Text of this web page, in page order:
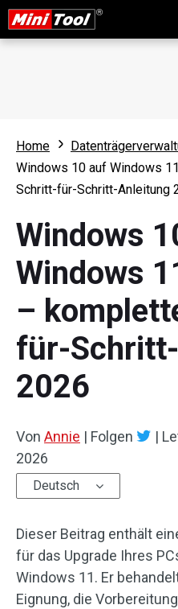
Home
Windows 10 auf Windows
Schritt-für-Schritt-Anleitung
Windows
Windows
–
für-
2026
Von Annie | Folgen |
2026
Deutsch
Dieser Beitrag enthält
für das Upgrade Ihres
Windows 11. Er
Eignung, die